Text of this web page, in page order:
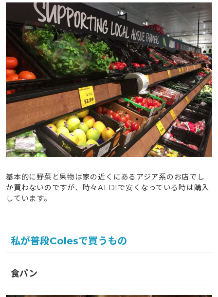
基本的に野菜と果物は家の近くにあるアジア系のお店でし
か買わないのですが、時々ALDIで安くなっている時は購入
しています。
私が普段Colesで買うもの
食パン